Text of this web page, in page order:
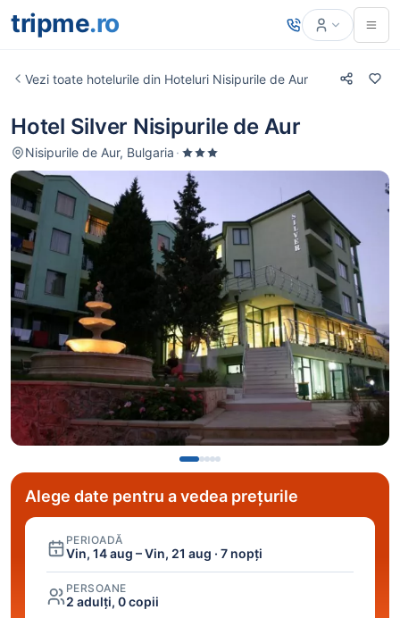
tripme.ro
Alege date pentru a vedea prețurile
PERIOADĂ
Vin, 14 aug – Vin, 21 aug · 7 nopți
PERSOANE
2 adulți, 0 copii
Vezi toate hotelurile din Hoteluri Nisipurile de Aur
Hotel Silver Nisipurile de Aur
Nisipurile de Aur, Bulgaria ·